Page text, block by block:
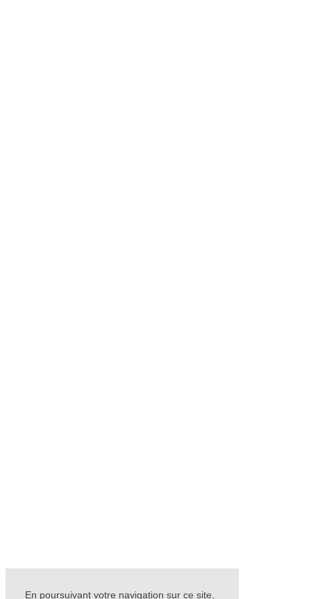
En poursuivant votre navigation sur ce site,